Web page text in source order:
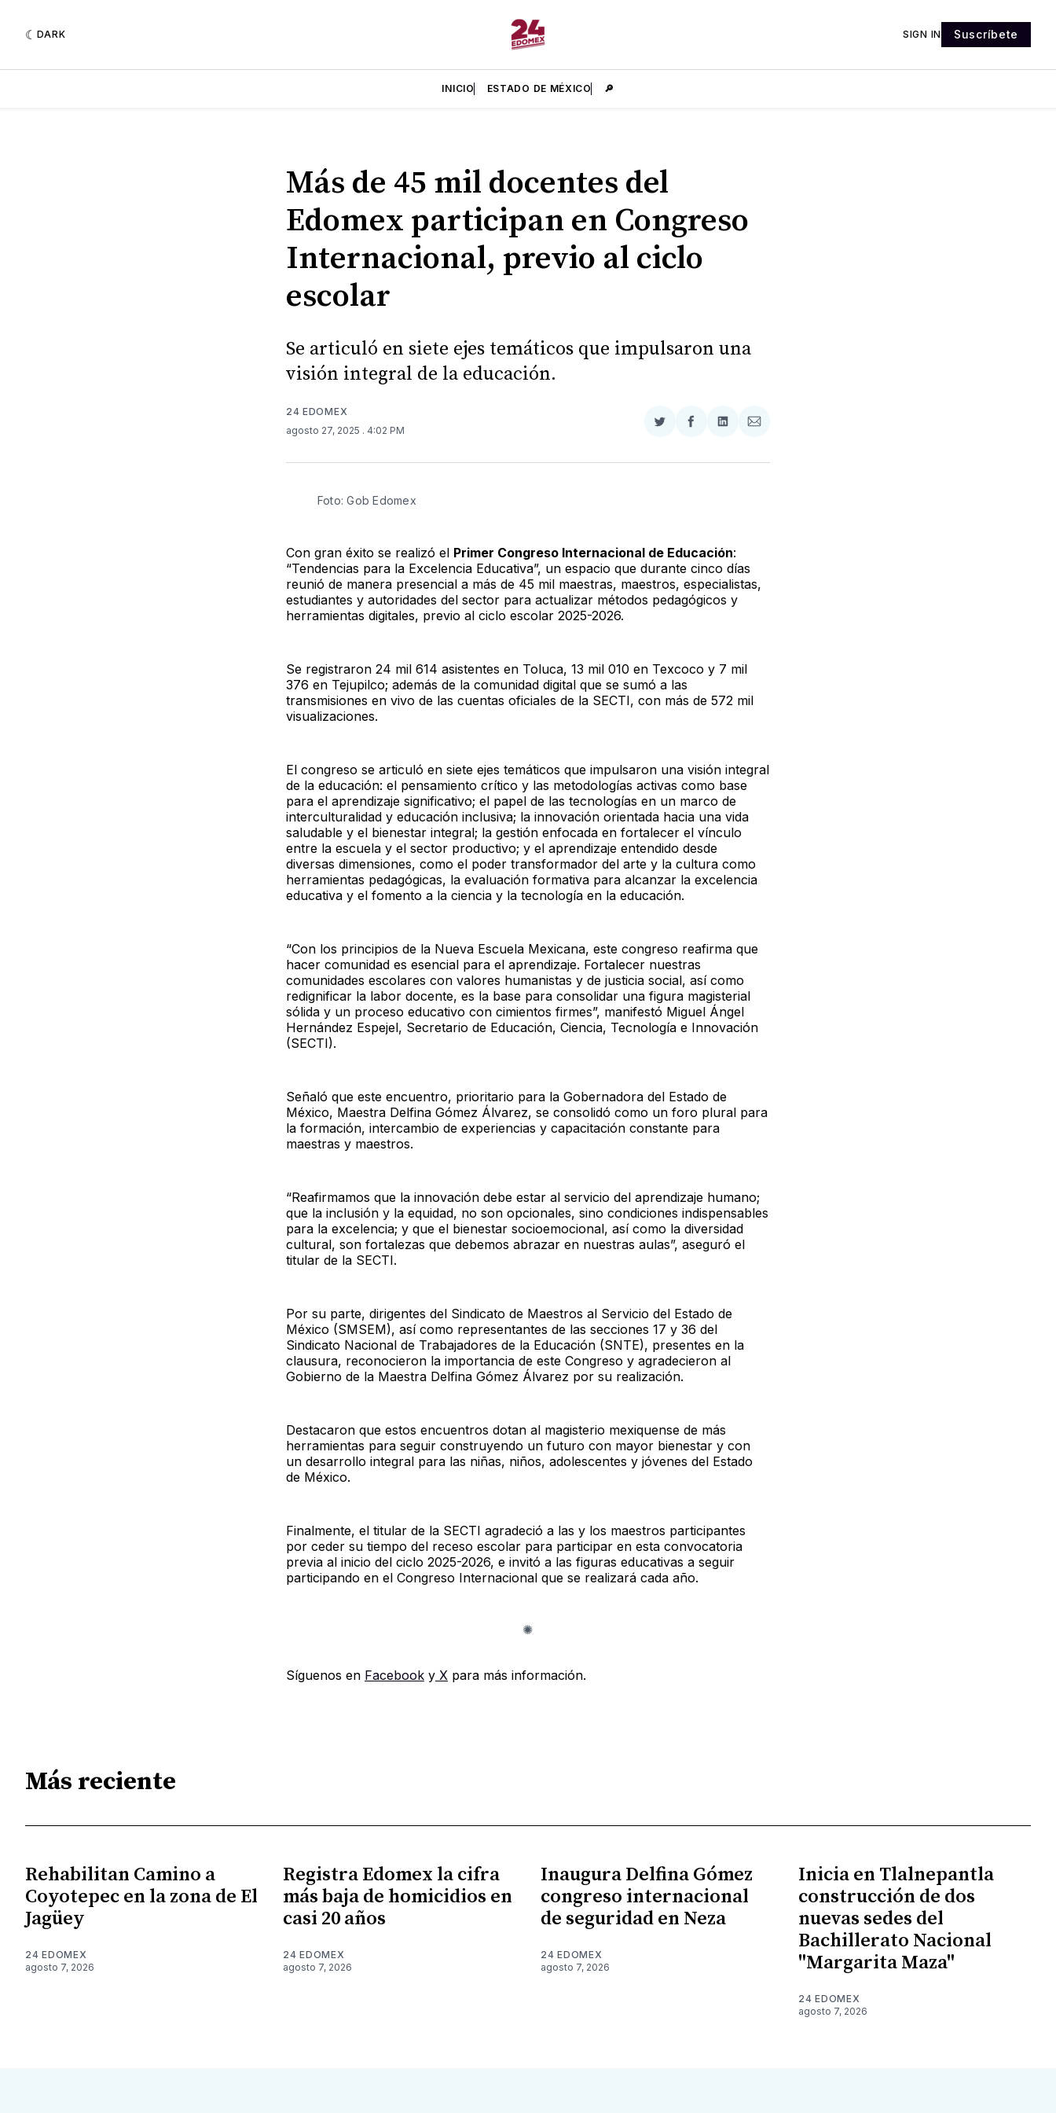
DARK SIGN IN Suscríbete
INICIO ESTADO DE MÉXICO 🔎
Más de 45 mil docentes del
Edomex participan en Congreso
Internacional, previo al ciclo
escolar
Se articuló en siete ejes temáticos que impulsaron una
visión integral de la educación.
24 EDOMEX
agosto 27, 2025 . 4:02 PM
Compartir
Twitter
Compartir
Facebook
Compartir
LinkedIn
Compartir
Email
Foto: Gob Edomex
Con gran éxito se realizó el Primer Congreso Internacional de Educación:
“Tendencias para la Excelencia Educativa”, un espacio que durante cinco días
reunió de manera presencial a más de 45 mil maestras, maestros, especialistas,
estudiantes y autoridades del sector para actualizar métodos pedagógicos y
herramientas digitales, previo al ciclo escolar 2025-2026.
Se registraron 24 mil 614 asistentes en Toluca, 13 mil 010 en Texcoco y 7 mil
376 en Tejupilco; además de la comunidad digital que se sumó a las
transmisiones en vivo de las cuentas oficiales de la SECTI, con más de 572 mil
visualizaciones.
El congreso se articuló en siete ejes temáticos que impulsaron una visión integral
de la educación: el pensamiento crítico y las metodologías activas como base
para el aprendizaje significativo; el papel de las tecnologías en un marco de
interculturalidad y educación inclusiva; la innovación orientada hacia una vida
saludable y el bienestar integral; la gestión enfocada en fortalecer el vínculo
entre la escuela y el sector productivo; y el aprendizaje entendido desde
diversas dimensiones, como el poder transformador del arte y la cultura como
herramientas pedagógicas, la evaluación formativa para alcanzar la excelencia
educativa y el fomento a la ciencia y la tecnología en la educación.
“Con los principios de la Nueva Escuela Mexicana, este congreso reafirma que
hacer comunidad es esencial para el aprendizaje. Fortalecer nuestras
comunidades escolares con valores humanistas y de justicia social, así como
redignificar la labor docente, es la base para consolidar una figura magisterial
sólida y un proceso educativo con cimientos firmes”, manifestó Miguel Ángel
Hernández Espejel, Secretario de Educación, Ciencia, Tecnología e Innovación
(SECTI).
Señaló que este encuentro, prioritario para la Gobernadora del Estado de
México, Maestra Delfina Gómez Álvarez, se consolidó como un foro plural para
la formación, intercambio de experiencias y capacitación constante para
maestras y maestros.
“Reafirmamos que la innovación debe estar al servicio del aprendizaje humano;
que la inclusión y la equidad, no son opcionales, sino condiciones indispensables
para la excelencia; y que el bienestar socioemocional, así como la diversidad
cultural, son fortalezas que debemos abrazar en nuestras aulas”, aseguró el
titular de la SECTI.
Por su parte, dirigentes del Sindicato de Maestros al Servicio del Estado de
México (SMSEM), así como representantes de las secciones 17 y 36 del
Sindicato Nacional de Trabajadores de la Educación (SNTE), presentes en la
clausura, reconocieron la importancia de este Congreso y agradecieron al
Gobierno de la Maestra Delfina Gómez Álvarez por su realización.
Destacaron que estos encuentros dotan al magisterio mexiquense de más
herramientas para seguir construyendo un futuro con mayor bienestar y con
un desarrollo integral para las niñas, niños, adolescentes y jóvenes del Estado
de México.
Finalmente, el titular de la SECTI agradeció a las y los maestros participantes
por ceder su tiempo del receso escolar para participar en esta convocatoria
previa al inicio del ciclo 2025-2026, e invitó a las figuras educativas a seguir
participando en el Congreso Internacional que se realizará cada año.
Síguenos en FacebookyX para más información.
Más reciente
Rehabilitan Camino a
Coyotepec en la zona de El
Jagüey
24 EDOMEX
agosto 7, 2026
Registra Edomex la cifra
más baja de homicidios en
casi 20 años
24 EDOMEX
agosto 7, 2026
Inaugura Delfina Gómez
congreso internacional
de seguridad en Neza
24 EDOMEX
agosto 7, 2026
Inicia en Tlalnepantla
construcción de dos
nuevas sedes del
Bachillerato Nacional
"Margarita Maza"
24 EDOMEX
agosto 7, 2026